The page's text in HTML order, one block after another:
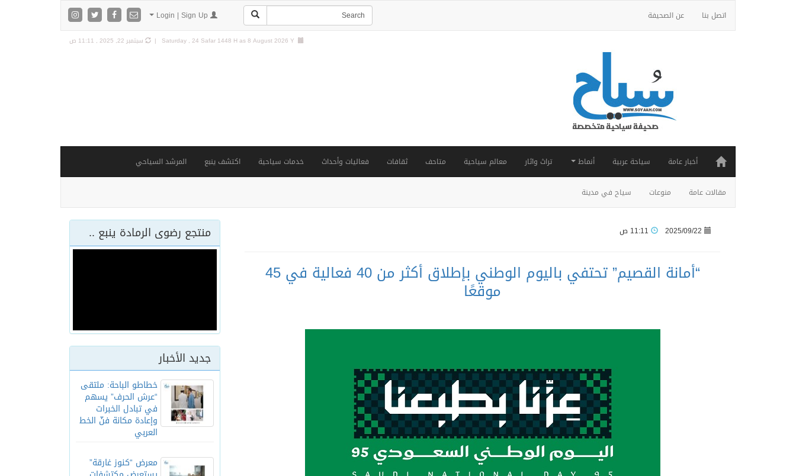
اتصل بنا عن الصحيفة
Saturday , 24 Safar 1448 H as8 August 2026 Y | سبتمبر 22, 2025 , 11:11 ص
أخبار عامة سياحة عربية أنماط تراث واثار معالم سياحية متاحف ثقافات فعاليات وأحداث خدمات سياحية اكتشف ينبع المرشد السياحي
مقالات عامة منوعات سياح في مدينة
منتجع رضوى الرمادة ينبع ..
جديد الأخبار
خطاطو الباحة: ملتقى
“عرش الحرف” يسهم
في تبادل الخبرات
وإعادة مكانة فنّ الخط
العربي
معرض “كنوز غارقة”
2025/09/22
“أمانة القصيم” تحتفي باليوم الوطني بإطلاق أكثر من 40 فعالية في 45
موقعًا